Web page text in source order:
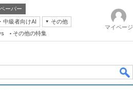
ーパー
中級者向けAI
その他
その他の特集
マイページ